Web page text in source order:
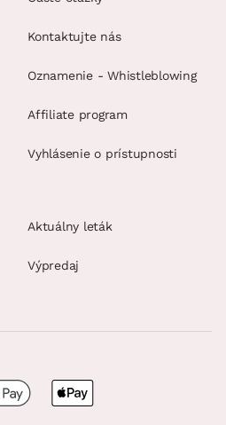
Kontaktujte nás
Oznamenie - Whistleblowing
Affiliate program
Vyhlásenie o prístupnosti
Aktuálny leták
Výpredaj